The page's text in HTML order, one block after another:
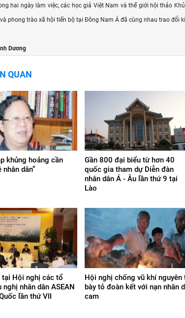
hai ngày làm việc, các học giả Việt Nam và thế giới hội thảo
phong trào xã hội tiến bộ tại Đông Nam Á đã cùng nhau trao đổi
Dương
QUAN
khủng hoảng cần
nhân dân”
Gần 800 đại biểu từ hơn 40
quốc gia tham dự Diễn đàn
nhân dân Á - Âu lần thứ 9 tại
Lào
tại Hội nghị các tổ
nghị nhân dân ASEAN
lần thứ VII
Hội nghị chống vũ khí nguyên
bày tỏ đoàn kết với nạn nhân
cam